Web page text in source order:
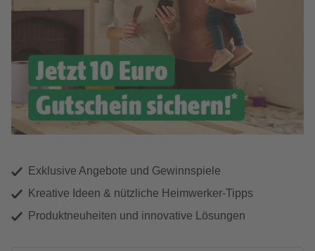
Exklusive Angebote und Gewinnspiele
Kreative Ideen & nützliche Heimwerker-Tipps
Produktneuheiten und innovative Lösungen